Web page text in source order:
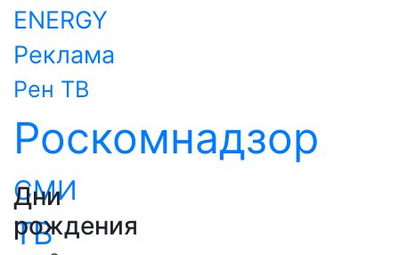
ENERGY
Реклама
Рен ТВ
Роскомнадзор
СМИ
ТВ
Дни
рождения